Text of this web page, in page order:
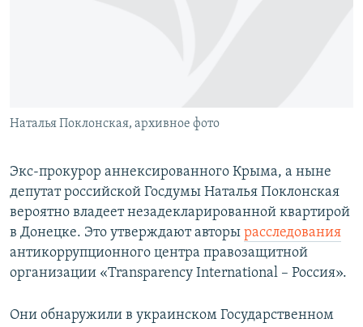
Все сайты RFE/RL
Наталья Поклонская, архивное фото
Экс-прокурор аннексированного Крыма, а ныне
депутат российской Госдумы Наталья Поклонская
вероятно владеет незадекларированной квартирой
в Донецке. Это утверждают авторы расследования
антикоррупционного центра правозащитной
организации «Transparency International – Россия».
Они обнаружили в украинском Государственном